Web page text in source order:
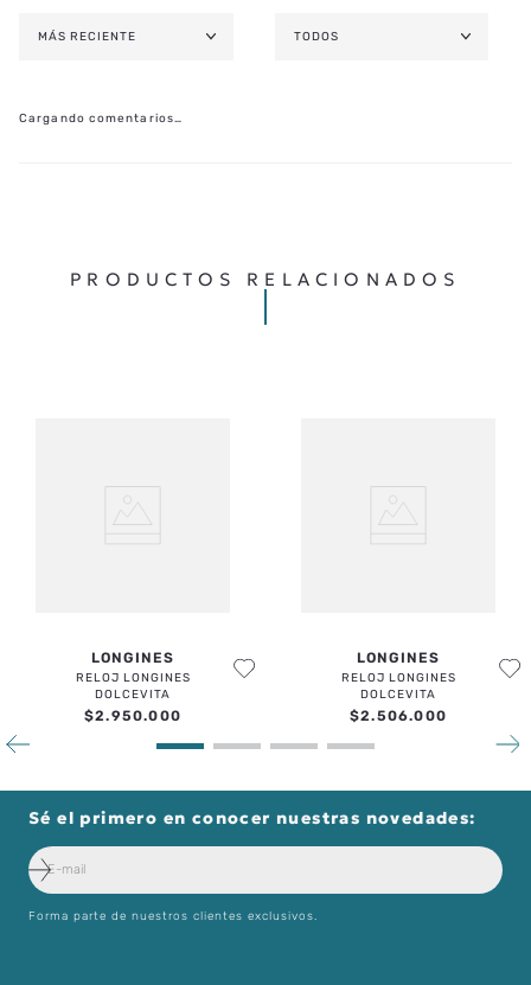
MÁS RECIENTE TODOS
Cargando comentarios…
PRODUCTOS RELACIONADOS
LONGINES
RELOJ LONGINES
DOLCEVITA
$2.950.000
LONGINES
RELOJ LONGINES
DOLCEVITA
$2.506.000
Sé el primero en conocer nuestras novedades:
Forma parte de nuestros clientes exclusivos.